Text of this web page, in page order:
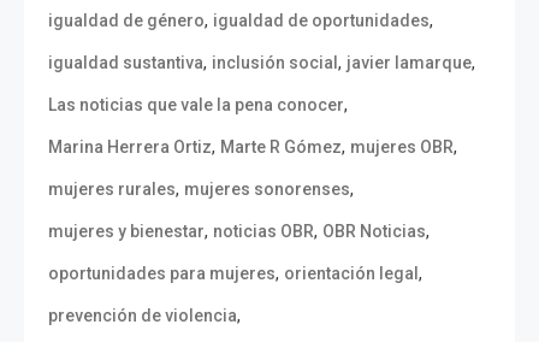
igualdad de género, igualdad de oportunidades,
igualdad sustantiva, inclusión social , javier lamarque,
Las noticias que vale la pena conocer,
Marina Herrera Ortiz, Marte R Gómez, mujeres OBR,
mujeres rurales, mujeres sonorenses,
mujeres y bienestar, noticias OBR, OBR Noticias,
oportunidades para mujeres, orientación legal ,
prevención de violencia,